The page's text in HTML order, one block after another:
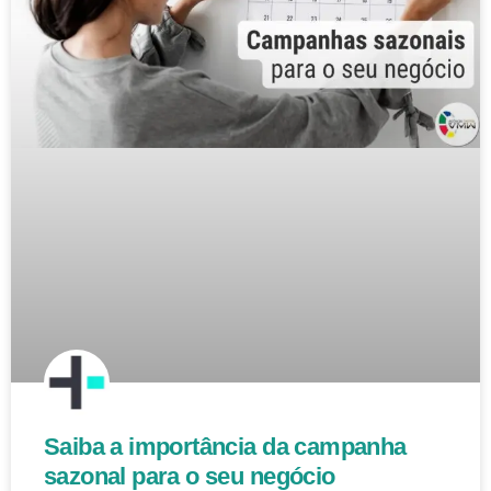
Saiba a importância da campanha
sazonal para o seu negócio